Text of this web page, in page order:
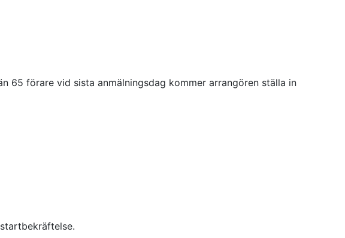
65 förare vid sista anmälningsdag kommer arrangören ställa in